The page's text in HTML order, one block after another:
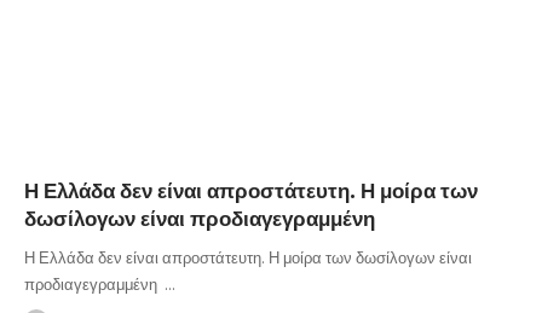
Η Ελλάδα δεν είναι απροστάτευτη. Η μοίρα των
δωσίλογων είναι προδιαγεγραμμένη
Η Ελλάδα δεν είναι απροστάτευτη. Η μοίρα των δωσίλογων είναι
προδιαγεγραμμένη …